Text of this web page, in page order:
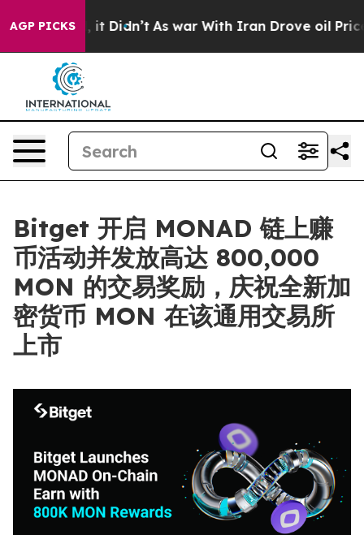
AGP PICKS
Well, it Didn’t As war With Iran Drove oil Prices
Bitget 开启 MONAD 链上赚
币活动并发放高达 800,000
MON 的交易奖励，庆祝全新加
密货币 MON 在该通用交易所
上市